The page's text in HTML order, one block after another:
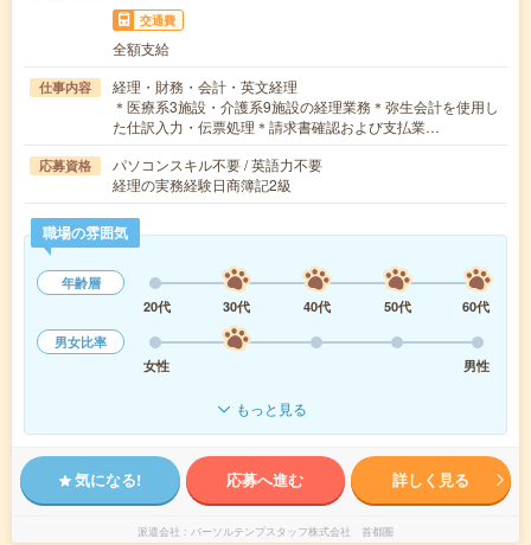
交通費
全額支給
仕事内容
経理・財務・会計・英文経理
＊医療系3施設・介護系9施設の経理業務＊弥生会計を使用し
た仕訳入力・伝票処理＊請求書確認および支払業…
応募資格
パソコンスキル不要 / 英語力不要
経理の実務経験日商簿記2級
職場の雰囲気
年齢層
20代
30代 40代 50代
60代
男女比率
女性
男性
もっと見る
気になる! 応募へ進む 詳しく見る
派遣会社 パーソルテンプスタッフ株式会社 首都圏